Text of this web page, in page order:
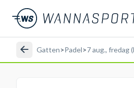
Gatten>Padel>7 aug., fredag